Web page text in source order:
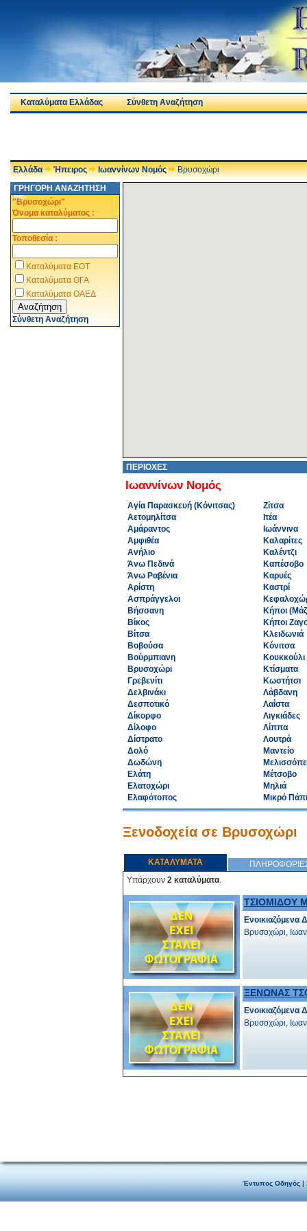
Καταλύματα Ελλάδας Σύνθετη Αναζήτηση
Ελλάδα Ήπειρος Ιωαννίνων Νομός
Βρυσοχώρι
ΓΡΗΓΟΡΗ ΑΝΑΖΗΤΗΣΗ
ΣΕ:
"Βρυσοχώρι"
Όνομα καταλύματος :
Τοποθεσία :
Καταλύματα ΕΟΤ
Καταλύματα ΟΓΑ
Καταλύματα ΟΑΕΔ
Σύνθετη Αναζήτηση
ΠΕΡΙΟΧΕΣ
Ιωαννίνων Νομός
Αγία Παρασκευή (Κόνιτσας)
Αετομηλίτσα
Αμάραντος
Αμφιθέα
Ανήλιο
Άνω Πεδινά
Άνω Ραβένια
Αρίστη
Ασπράγγελοι
Βήσσανη
Βίκος
Βίτσα
Βοβούσα
Βούρμπιανη
Βρυσοχώρι
Γρεβενίτι
Δελβινάκι
Δεσποτικό
Δίκορφο
Δίλοφο
Δίστρατο
Δολό
Δωδώνη
Ελάτη
Ελατοχώρι
Ελαφότοπος
Ζίτσα
Ιτέα
Ιωάννινα
Καλαρίτες
Καλέντζι
Καπέσοβο
Καρυές
Καστρί
Κήποι
Κήποι
Κλειδωνιά
Κόνιτσα
Κουκκούλι
Κτίσματα
Κωστήτσι
Λάβδανη
Λαΐστα
Λιγκιάδες
Λίππα
Λουτρά
Μαντείο
Μέτσοβο
Μηλιά
Μικρό
Ξενοδοχεία σε Βρυσοχώρι
ΚΑΤΑΛΥΜΑΤΑ
Υπάρχουν 2 καταλύματα.
ΤΣΙΟΜΙΔΟΥ
Ενοικιαζόμενα
Βρυσοχώρι,
ΞΕΝΩΝΑΣ
Ενοικιαζόμενα
Βρυσοχώρι,
Έντυπος Οδηγός|